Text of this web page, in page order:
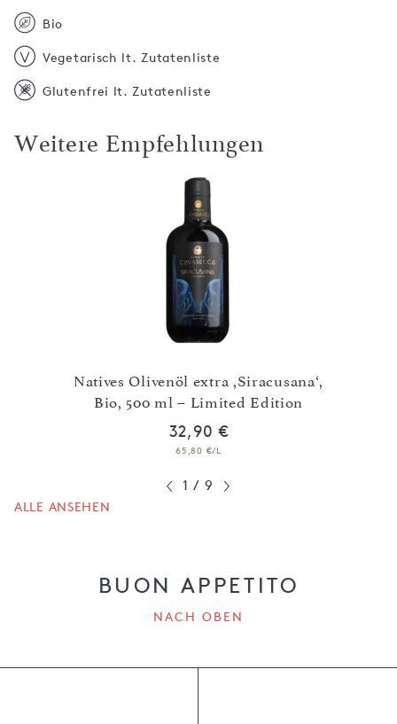
Bio
Vegetarisch lt. Zutatenliste
Glutenfrei lt. Zutatenliste
Weitere Empfehlungen
Natives Olivenöl extra ,Siracusana‘,
Bio, 500 ml – Limited Edition
32,90 €
65,80 €/L
1 / 9
ALLE ANSEHEN
BUON APPETITO
NACH OBEN